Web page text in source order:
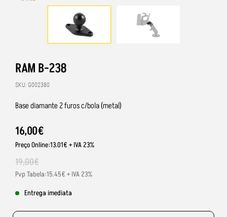
RAM B-238
SKU: G002380
Base diamante 2 furos c/bola (metal)
16,00€
Preço Online:13.01€ + IVA 23%
19,00€
Pvp Tabela:15.45€ + IVA 23%
Entrega imediata